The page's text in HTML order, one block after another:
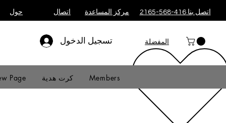
حول اتصال مركز المساعدة اتصل بنا 416-568-2165
تسجيل الدخول المفضلة
Page كرت هدية Members